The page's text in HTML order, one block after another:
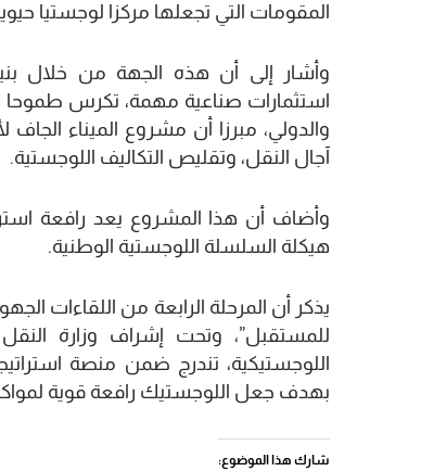
المقومات التي تجعلها مركزا لوجستيا
وأشار إلى أن هذه الجهة من خلال
استثمارات صناعية مهمة، تكرس طموحا
والدولي، مبرزا أن مشروع الميناء
آجال النقل، وتقليص التكاليف اللوجستية.
وأضاف أن هذا المشروع يعد رافعة
هيكلة السلسلة اللوجستية الوطنية.
يذكر أن المرحلة الرابعة من اللقاءات
للمستقبل”، وتحت إشراف وزارة
اللوجستيكية، تندرج ضمن منصة
بهدف جعل اللوجستيك رافعة قوية لمواكبة
شارك هذا الموضوع: